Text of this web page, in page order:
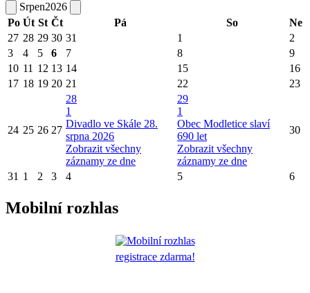
Srpen2026
Po Út St Čt Pá So
Ne
27 28 29 30 31 1
2
3
4 5 6 7 8
9
10 11 12 13 14 15
16
17 18 19 20 21 22 23
24 25 26 27
28
1
Divadlo ve Skále 28.
srpna 2026
Zobrazit všechny
záznamy ze dne
29
1
Obec Modletice slaví
690 let
Zobrazit všechny
záznamy ze dne
30
31 1 2 3 4 5 6
Mobilní rozhlas
registrace zdarma!